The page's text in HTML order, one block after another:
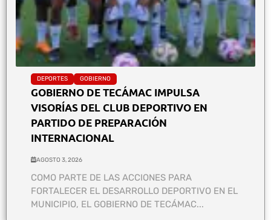
DEPORTES GOBIERNO
GOBIERNO DE TECÁMAC IMPULSA
VISORÍAS DEL CLUB DEPORTIVO EN
PARTIDO DE PREPARACIÓN
INTERNACIONAL
AGOSTO 3, 2026
COMO PARTE DE LAS ACCIONES PARA
FORTALECER EL DESARROLLO DEPORTIVO EN EL
MUNICIPIO, EL GOBIERNO DE TECÁMAC...